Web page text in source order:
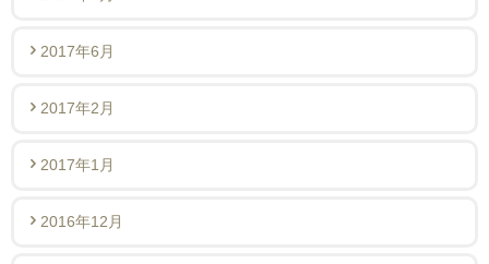
2017年6月
2017年2月
2017年1月
2016年12月